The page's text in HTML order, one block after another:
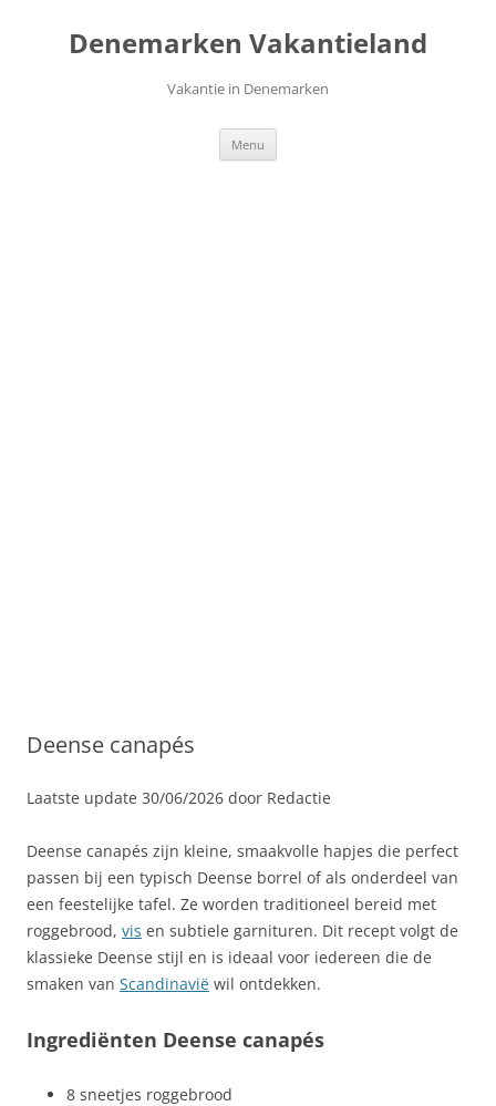
inhoudDenemarken Vakantieland
Vakantie in Denemarken
Menu
Deense canapés
Laatste update 30/06/2026 door Redactie
Deense canapés zijn kleine, smaakvolle hapjes die perfect
passen bij een typisch Deense borrel of als onderdeel van
een feestelijke tafel. Ze worden traditioneel bereid met
roggebrood, vis en subtiele garnituren. Dit recept volgt de
klassieke Deense stijl en is ideaal voor iedereen die de
smaken van Scandinavië wil ontdekken.
Ingrediënten Deense canapés
8 sneetjes roggebrood